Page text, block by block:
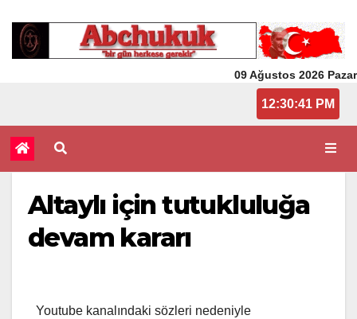
09 Ağustos 2026 Pazar
12:30:41 PM
Altaylı için tutukluluğa
devam kararı
Youtube kanalındaki sözleri nedeniyle